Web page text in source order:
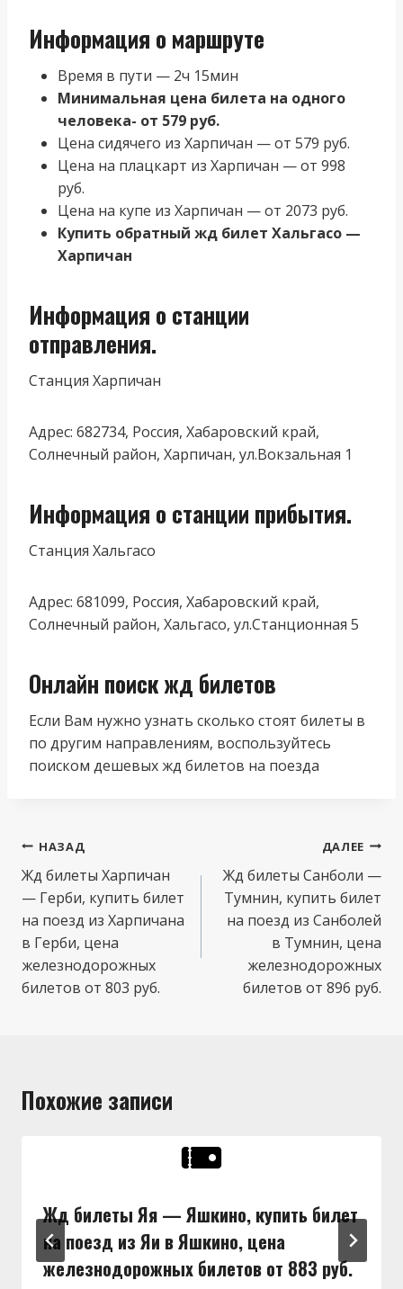
Информация о маршруте
Время в пути — 2ч 15мин
Минимальная цена билета на одного
человека- от 579 руб.
Цена сидячего из Харпичан — от 579 руб.
Цена на плацкарт из Харпичан — от 998
руб.
Цена на купе из Харпичан — от 2073 руб.
Купить обратный жд билет Хальгасо —
Харпичан
Информация о станции
отправления.
Станция Харпичан
Адрес: 682734, Россия, Хабаровский край,
Солнечный район, Харпичан, ул.Вокзальная 1
Информация о станции прибытия.
Станция Хальгасо
Адрес: 681099, Россия, Хабаровский край,
Солнечный район, Хальгасо, ул.Станционная 5
Онлайн поиск жд билетов
Если Вам нужно узнать сколько стоят билеты в
по другим направлениям, воспользуйтесь
поиском дешевых жд билетов на поезда
Навигация
по
записям
НАЗАД
Жд билеты Харпичан
— Герби, купить билет
на поезд из Харпичана
в Герби, цена
железнодорожных
билетов от 803 руб.
ДАЛЕЕ
Жд билеты Санболи —
Тумнин, купить билет
на поезд из Санболей
в Тумнин, цена
железнодорожных
билетов от 896 руб.
Похожие записи
Жд билеты Яя — Яшкино, купить билет
на поезд из Яи в Яшкино, цена
железнодорожных билетов от 883 руб.